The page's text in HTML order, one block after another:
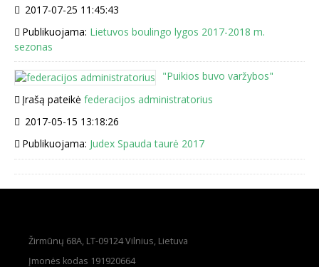
2017-07-25 11:45:43
Publikuojama: Lietuvos boulingo lygos 2017-2018 m.
sezonas
"Puikios buvo varžybos"
Įrašą pateikė federacijos administratorius
2017-05-15 13:18:26
Publikuojama: Judex Spauda taurė 2017
Žirmūnų 68A, LT-09124 Vilnius, Lietuva
Įmonės kodas 191920664